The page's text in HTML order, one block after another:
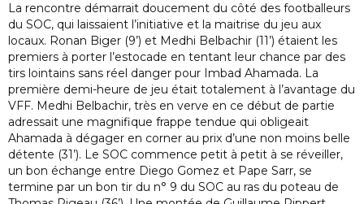
La rencontre démarrait doucement du côté des footballeurs
du SOC, qui laissaient l’initiative et la maitrise du jeu aux
locaux. Ronan Biger (9’) et Medhi Belbachir (11’) étaient les
premiers à porter l’estocade en tentant leur chance par des
tirs lointains sans réel danger pour Imbad Ahamada. La
première demi-heure de jeu était totalement à l’avantage du
VFF. Medhi Belbachir, très en verve en ce début de partie
adressait une magnifique frappe tendue qui obligeait
Ahamada à dégager en corner au prix d’une non moins belle
détente (31’). Le SOC commence petit à petit à se réveiller,
un bon échange entre Diego Gomez et Pape Sarr, se
termine par un bon tir du n° 9 du SOC au ras du poteau de